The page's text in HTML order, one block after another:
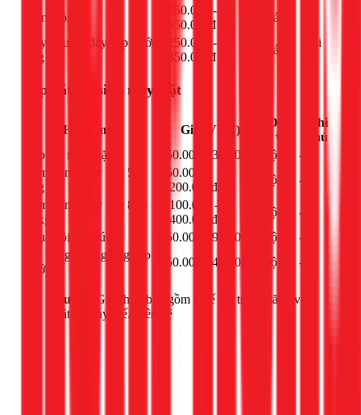
IC nguồn
550.000 -
650.000đ
cái
Dây nguồn, dây cấp nước,
ống xả
250.000 -
350.000đ
cái
Mỗi
Lắp đặt, vệ sinh máy giặt
Hạng mục Giá (VNĐ)
Đơn
vị
Ghi
chú
Lắp đặt máy giặt
250.000 - 300.000đ bộ
-
Làm đồng máy giặt 5-
8kg
950.000 -
1.200.000đ
bộ
-
Làm đồng máy giặt 8.5-
12kg
1.100.000 -
1.400.000đ
bộ
-
Phục hồi ty nhúng
550.000 - 950.000đ bộ
-
Thi công đường ống cấp
nước
250.000 - 400.000đ bộ -
Lưu ý:
Giá chưa bao gồm thuế giá trị gia tăng và
vật tư thay thế. Liên hệ